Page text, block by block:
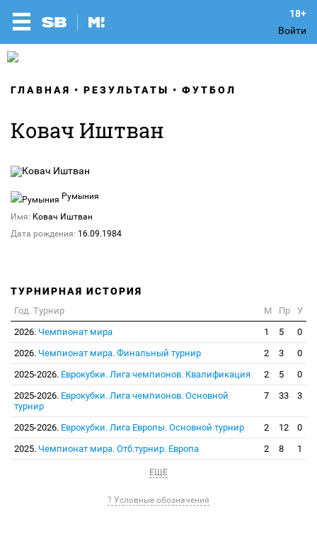
Войти
ГЛАВНАЯ РЕЗУЛЬТАТЫ ФУТБОЛ
Ковач Иштван
Румыния
Имя: Ковач Иштван
Дата рождения: 16.09.1984
ТУРНИРНАЯ ИСТОРИЯ
Год. Турнир М Пр
У
2026. Чемпионат мира 1 5
0
2026. Чемпионат мира. Финальный турнир 2 3
0
2025-2026. Еврокубки. Лига чемпионов. Квалификация 2 5
0
2025-2026. Еврокубки. Лига чемпионов. Основной
турнир
7 33 3
2025-2026. Еврокубки. Лига Европы. Основной турнир 2 12
0
2025. Чемпионат мира. Отб.турнир. Европа 2 8 1
ЕЩЕ
? Условные обозначения